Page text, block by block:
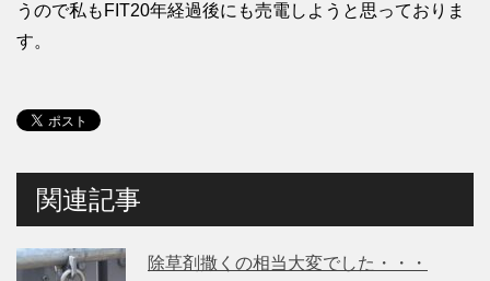
うので私もFIT20年経過後にも売電しようと思っておりま
す。
関連記事
除草剤撒くの相当大変でした・・・